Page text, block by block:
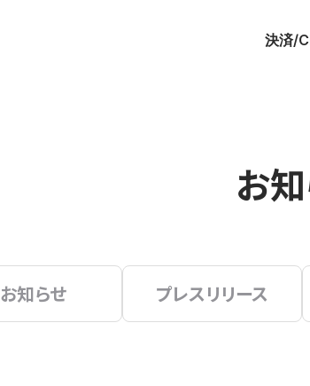
決済/
お
お知らせ プレスリリース